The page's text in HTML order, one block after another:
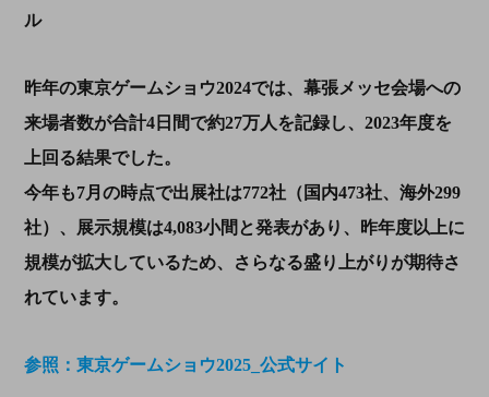
ル
昨年の東京ゲームショウ2024では、幕張メッセ会場への
来場者数が合計4日間で約27万人を記録し、2023年度を
上回る結果でした。
今年も7月の時点で出展社は772社（国内473社、海外299
社）、展示規模は4,083小間と発表があり、昨年度以上に
規模が拡大しているため、さらなる盛り上がりが期待さ
れています。
参照：東京ゲームショウ2025_公式サイト